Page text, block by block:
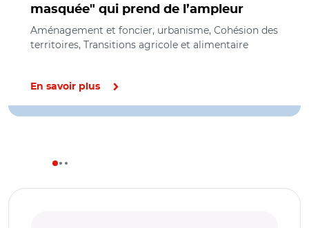
masquée" qui prend de l’ampleur
Aménagement et foncier, urbanisme, Cohésion des
territoires, Transitions agricole et alimentaire
En savoir plus